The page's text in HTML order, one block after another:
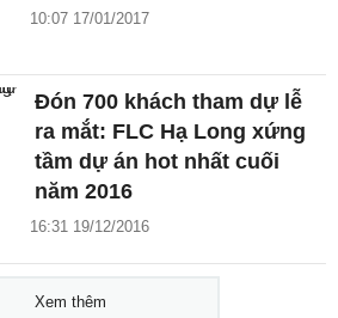
10:07 17/01/2017
Đón 700 khách tham dự lễ
ra mắt: FLC Hạ Long xứng
tầm dự án hot nhất cuối
năm 2016
16:31 19/12/2016
Xem thêm